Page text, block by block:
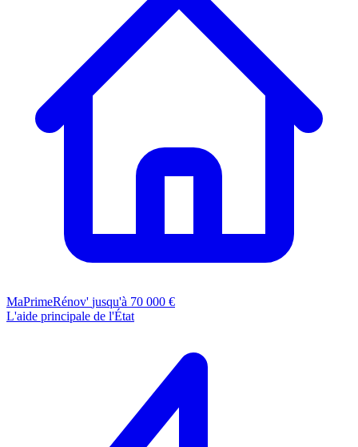
MaPrimeRénov' jusqu'à 70 000 €
L'aide principale de l'État